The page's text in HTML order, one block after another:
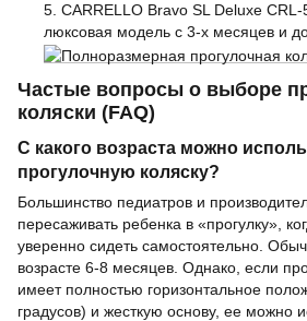
5. CARRELLO Bravo SL Deluxe
люксовая модель с 3-х месяцев и
Частые вопросы о выборе
коляски (FAQ)
С какого возраста можно
прогулочную коляску?
Большинство педиатров и
пересаживать ребенка в «прогулку»,
уверенно сидеть самостоятельно.
возрасте 6-8 месяцев. Однако, если
имеет полностью горизонтальное
градусов) и жесткую основу, ее можно